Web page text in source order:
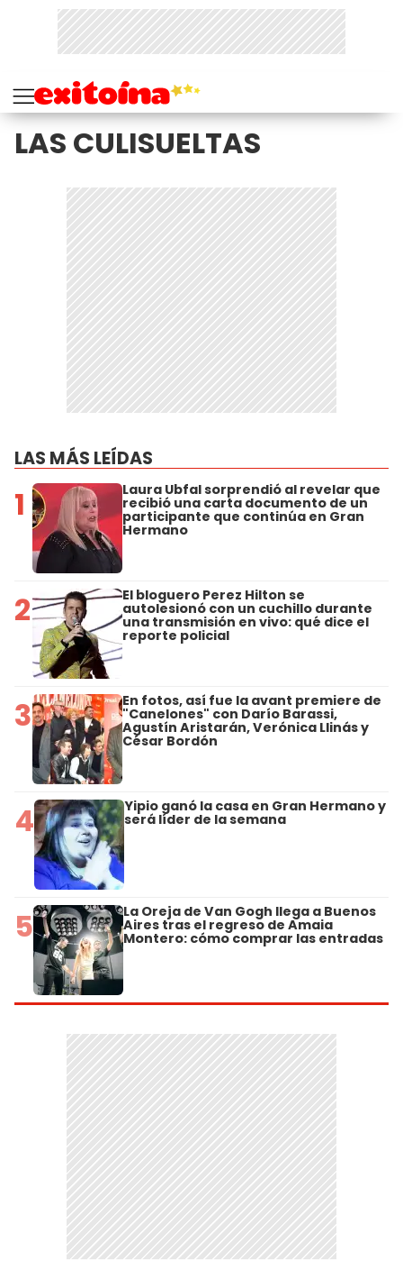
LAS CULISUELTAS
LAS MÁS LEÍDAS
1 Laura Ubfal sorprendió al revelar que
recibió una carta documento de un
participante que continúa en Gran
Hermano
2 El bloguero Perez Hilton se
autolesionó con un cuchillo durante
una transmisión en vivo: qué dice el
reporte policial
3 En fotos, así fue la avant premiere de
"Canelones" con Darío Barassi,
Agustín Aristarán, Verónica Llinás y
César Bordón
4 Yipio ganó la casa en Gran Hermano y
será líder de la semana
5 La Oreja de Van Gogh llega a Buenos
Aires tras el regreso de Amaia
Montero: cómo comprar las entradas